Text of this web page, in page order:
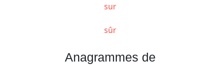
sur
sûr
Anagrammes de